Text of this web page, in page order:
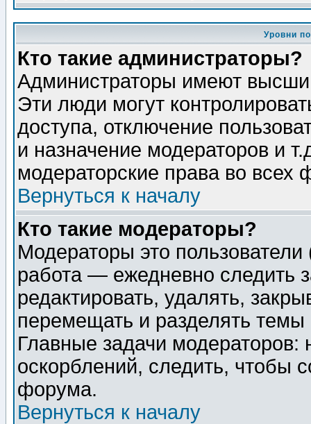
Уровни
Кто такие администраторы?
Администраторы имеют
Эти люди могут
доступа, отключение
и назначение модераторов и
модераторские права во всех
Вернуться к началу
Кто такие модераторы?
Модераторы это
работа — ежедневно следить
редактировать, удалять,
перемещать и разделять
Главные задачи
оскорблений, следить, чтобы
форума.
Вернуться к началу